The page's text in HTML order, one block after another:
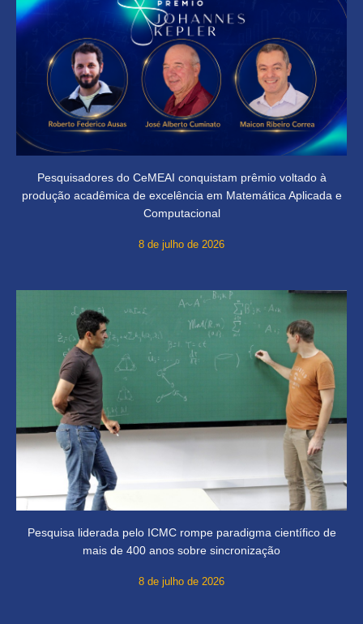
Pesquisadores do CeMEAI conquistam prêmio voltado à
produção acadêmica de excelência em Matemática Aplicada e
Computacional
8 de julho de 2026
Pesquisa liderada pelo ICMC rompe paradigma científico de
mais de 400 anos sobre sincronização
8 de julho de 2026